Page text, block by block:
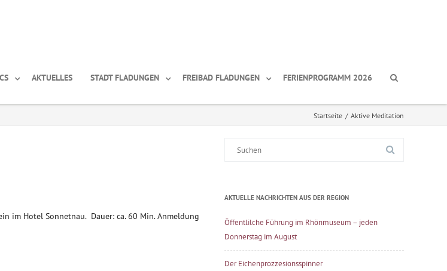
AKTUELLES STADT FLADUNGEN FREIBAD FLADUNGEN FERIENPROGRAMM 2026
Startseite / Aktive Meditation
im Hotel Sonnetnau. Dauer: ca. 60 Min. Anmeldung
AKTUELLE NACHRICHTEN AUS DER REGION
Öffentlilche Führung im Rhönmuseum – jeden
Donnerstag im August
Der Eichenprozzesionsspinner